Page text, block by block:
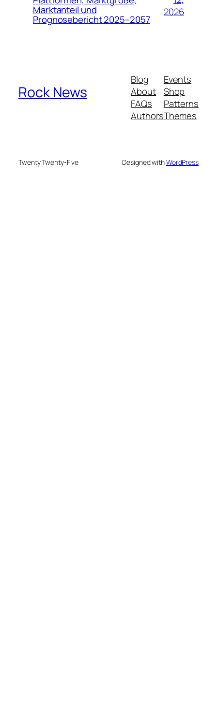
Marktanteil und
Prognosebericht 2025–2057
2026
Rock News
Blog
About
FAQs
Authors
Events
Shop
Patterns
Themes
Twenty Twenty-Five Designed withWordPress